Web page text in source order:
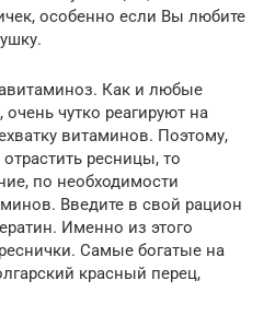
особенно если Вы любите
Как и любые
чутко реагируют на
витаминов. Поэтому,
ресницы, то
по необходимости
Введите в свой рацион
Именно из этого
Самые богатые на
красный перец,